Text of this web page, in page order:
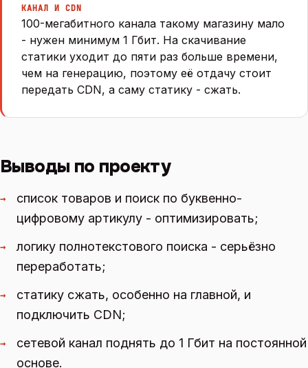
КАНАЛ И CDN
100-мегабитного канала такому магазину мало
- нужен минимум 1 Гбит. На скачивание
статики уходит до пяти раз больше времени,
чем на генерацию, поэтому её отдачу стоит
передать CDN, а саму статику - сжать.
Выводы по проекту
→
список товаров и поиск по буквенно-
цифровому артикулу - оптимизировать;
→
логику полнотекстового поиска - серьёзно
переработать;
→
статику сжать, особенно на главной, и
подключить CDN;
→
сетевой канал поднять до 1 Гбит на постоянной
основе.